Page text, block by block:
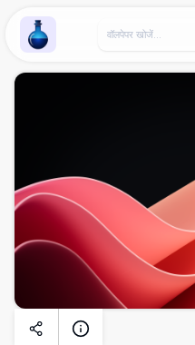
Wallpaper Alchemy